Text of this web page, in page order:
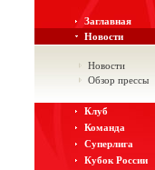
Заглавная
Новости
Новости
Обзор прессы
Клуб
Команда
Суперлига
Кубок России